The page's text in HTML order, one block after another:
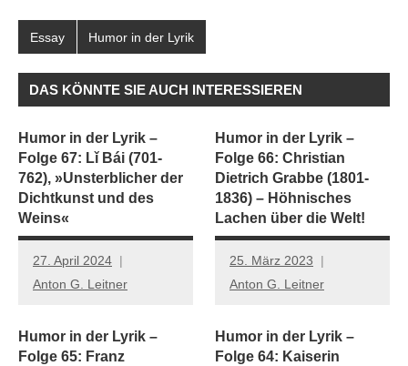
Essay Humor in der Lyrik
DAS KÖNNTE SIE AUCH INTERESSIEREN
Humor in der Lyrik –
Folge 67: Lǐ Bái (701-
762), »Unsterblicher der
Dichtkunst und des
Weins«
27. April 2024
Anton G. Leitner
Humor in der Lyrik –
Folge 66: Christian
Dietrich Grabbe (1801-
1836) – Höhnisches
Lachen über die Welt!
25. März 2023
Anton G. Leitner
Humor in der Lyrik –
Folge 65: Franz
Humor in der Lyrik –
Folge 64: Kaiserin